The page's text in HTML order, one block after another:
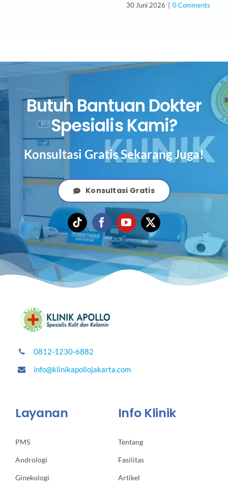
30 Juni 2026 0 Comments
Butuh Bantuan Dokter
Spesialis Kami?
Konsultasi Gratis Sekarang Juga!
Konsultasi Gratis
0812-1230-6882
info@klinikapollojakarta.com
Layanan
PMS
Andrologi
Ginekologi
Info Klinik
Tentang
Fasilitas
Artikel